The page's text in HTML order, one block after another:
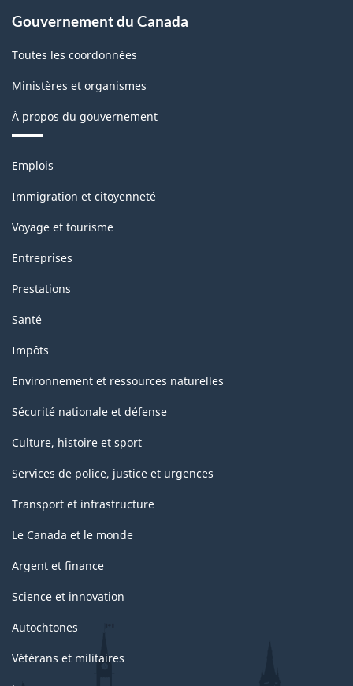
Gouvernement du Canada
Toutes les coordonnées
Ministères et organismes
À propos du gouvernement
Thèmes
sujets
Emplois
Immigration et citoyenneté
Voyage et tourisme
Entreprises
Prestations
Santé
Impôts
Environnement et ressources naturelles
Sécurité nationale et défense
Culture, histoire et sport
Services de police, justice et urgences
Transport et infrastructure
Le Canada et le monde
Argent et finance
Science et innovation
Autochtones
Vétérans et militaires